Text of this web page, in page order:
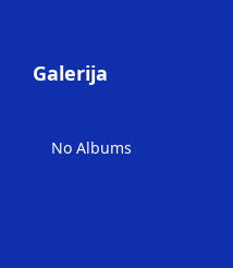
Galerija
No Albums